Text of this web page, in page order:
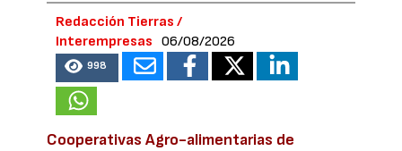
Redacción Tierras /
Interempresas
06/08/2026
998
Cooperativas Agro-alimentarias de